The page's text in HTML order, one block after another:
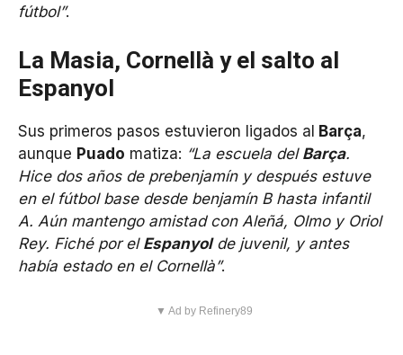
fútbol”.
La Masia, Cornellà y el salto al
Espanyol
Sus primeros pasos estuvieron ligados al Barça,
aunque Puado matiza: “La escuela del Barça.
Hice dos años de prebenjamín y después estuve
en el fútbol base desde benjamín B hasta infantil
A. Aún mantengo amistad con Aleñá, Olmo y Oriol
Rey. Fiché por el Espanyolde juvenil, y antes
había estado en el Cornellà”.
▼ Ad by Refinery89